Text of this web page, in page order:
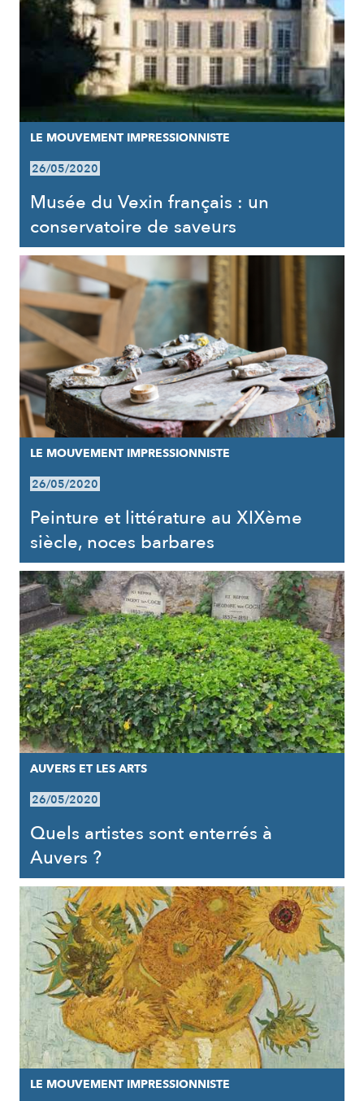
LE MOUVEMENT IMPRESSIONNISTE
26/05/2020
Musée du Vexin français : un
conservatoire de saveurs
LE MOUVEMENT IMPRESSIONNISTE
26/05/2020
Peinture et littérature au XIXème
siècle, noces barbares
AUVERS ET LES ARTS
26/05/2020
Quels artistes sont enterrés à
Auvers ?
LE MOUVEMENT IMPRESSIONNISTE